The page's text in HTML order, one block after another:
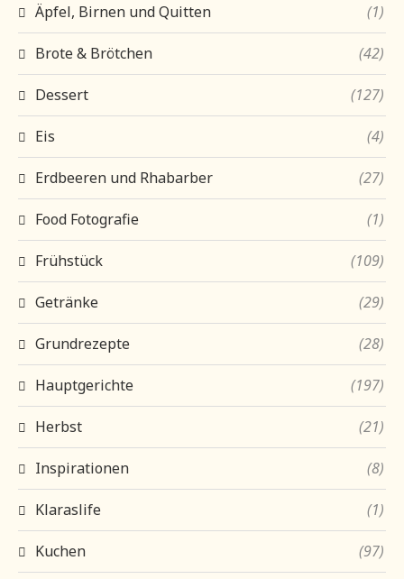
Äpfel, Birnen und Quitten (1)
Brote & Brötchen (42)
Dessert (127)
Eis (4)
Erdbeeren und Rhabarber (27)
Food Fotografie (1)
Frühstück (109)
Getränke (29)
Grundrezepte (28)
Hauptgerichte (197)
Herbst (21)
Inspirationen (8)
Klaraslife (1)
Kuchen (97)